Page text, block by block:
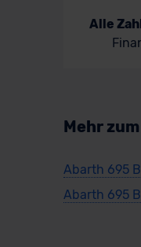
Alle
Mehr
Abarth 695
Abarth 695